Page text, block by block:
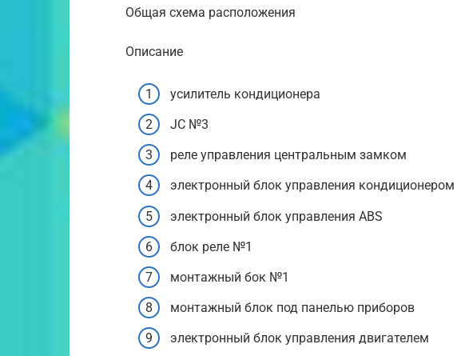
Общая схема расположения
Описание
усилитель кондиционера
JC №3
реле управления центральным замком
электронный блок управления кондиционером
электронный блок управления ABS
блок реле №1
монтажный бок №1
монтажный блок под панелью приборов
электронный блок управления двигателем